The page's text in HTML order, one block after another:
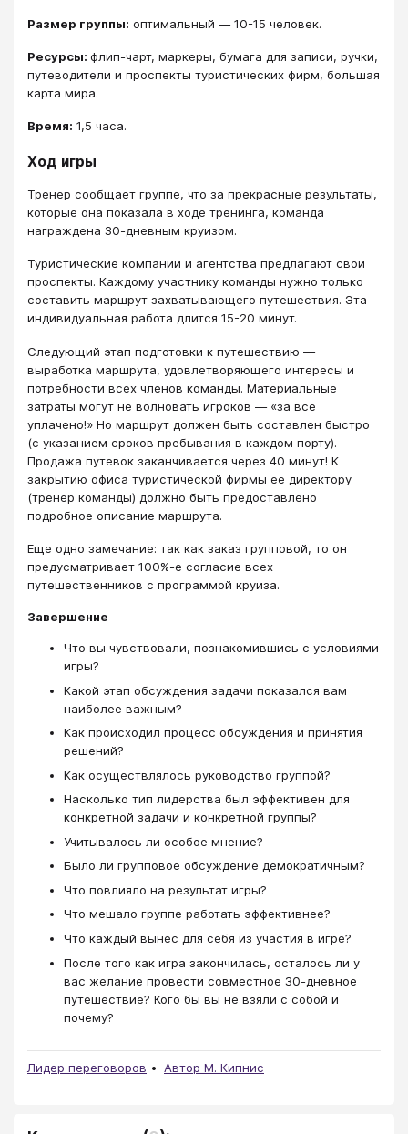
Размер группы: оптимальный ― 10-15 человек.
Ресурсы: флип-чарт, маркеры, бумага для записи, ручки,
путеводители и проспекты туристических фирм, большая
карта мира.
Время: 1,5 часа.
Ход игры
Тренер сообщает группе, что за прекрасные результаты,
которые она показала в ходе тренинга, команда
награждена 30-дневным круизом.
Туристические компании и агентства предлагают свои
проспекты. Каждому участнику команды нужно только
составить маршрут захватывающего путешествия. Эта
индивидуальная работа длится 15-20 минут.
Следующий этап подготовки к путешествию —
выработка маршрута, удовлетворяющего интересы и
потребности всех членов команды. Материальные
затраты могут не волновать игроков ― «за все
уплачено!» Но маршрут должен быть составлен быстро
(с указанием сроков пребывания в каждом порту).
Продажа путевок заканчивается через 40 минут! К
закрытию офиса туристической фирмы ее директору
(тренер команды) должно быть предоставлено
подробное описание маршрута.
Еще одно замечание: так как заказ групповой, то он
предусматривает 100%-е согласие всех
путешественников с программой круиза.
Завершение
Что вы чувствовали, познакомившись с условиями
игры?
Какой этап обсуждения задачи показался вам
наиболее важным?
Как происходил процесс обсуждения и принятия
решений?
Как осуществлялось руководство группой?
Насколько тип лидерства был эффективен для
конкретной задачи и конкретной группы?
Учитывалось ли особое мнение?
Было ли групповое обсуждение демократичным?
Что повлияло на результат игры?
Что мешало группе работать эффективнее?
Что каждый вынес для себя из участия в игре?
После того как игра закончилась, осталось ли у
вас желание провести совместное 30-дневное
путешествие? Кого бы вы не взяли с собой и
почему?
Лидер переговоров Автор М. Кипнис